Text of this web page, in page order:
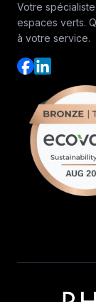
Votre
espaces verts.
à votre service.